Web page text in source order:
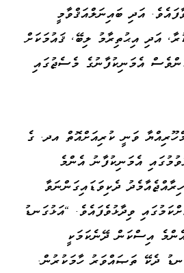
އަދި ބައިނަލްއަޤްވާމީ
އަދި އިޙުތިރާމު ލިބޭ، ޤައުމަކަށް
އެމަނިކުފާނުގެ މެސެޖުގައި
ވަނީ ކުރިއަށްއޮތް އދ. ގެ
އެމަނިކުފާނު އެންމެ
ދެކިވަޑައިގަންނަވާ
ވިދާޅުވެފައެވެ. "އަޅުގަނޑު
އިސްކަން ދޭނެކަމަކީ
ދެކޭ ތަޞައްވަރު ހާމަކުރުން.